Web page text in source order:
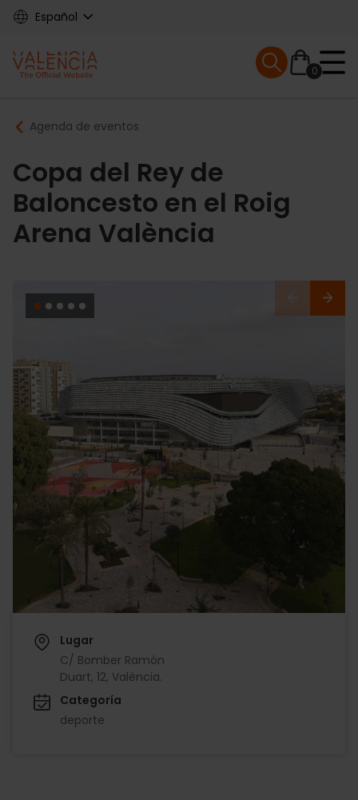
Skip
content
Español
Main
navigation
0
Mobile menu
Breadcrumb
Agenda de eventos
Copa del Rey de
Baloncesto en el Roig
Arena València
Lugar
C/ Bomber Ramón
Duart, 12, València.
Categoría
deporte